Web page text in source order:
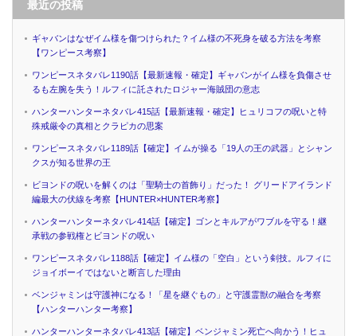
最近の投稿
ギャバンはなぜイム様を傷つけられた？イム様の不死身を破る方法を考察
【ワンピース考察】
ワンピースネタバレ1190話【最新速報・確定】ギャバンがイム様を負傷させ
るも左腕を失う！ルフィに託されたロジャー海賊団の意志
ハンターハンターネタバレ415話【最新速報・確定】ヒュリコフの呪いと特
殊戒厳令の真相とクラピカの思案
ワンピースネタバレ1189話【確定】イムが操る「19人の王の武器」とシャン
クスが知る世界の王
ビヨンドの呪いを解くのは「聖騎士の首飾り」だった！ グリードアイランド
編最大の伏線を考察【HUNTER×HUNTER考察】
ハンターハンターネタバレ414話【確定】ゴンとキルアがワブルを守る！継
承戦の参戦権とビヨンドの呪い
ワンピースネタバレ1188話【確定】イム様の「空白」という剣技。ルフィに
ジョイボーイではないと断言した理由
ベンジャミンは守護神になる！「星を継ぐもの」と守護霊獣の融合を考察
【ハンターハンター考察】
ハンターハンターネタバレ413話【確定】ベンジャミン死亡へ向かう！ヒュ